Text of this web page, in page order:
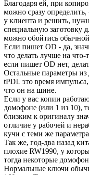
Благодаря ей, при
можно сразу
у клиента и решить,
специальную заготовку
можно обойтись
Если пишет ОD - да,
что делать лучше на
если пишет OD нет,
Остальные параметры
tPDL это время
что он на шине.
Если у вас копии
домофоне (или 1 из 10),
близким к оригиналу
отличие у рабочей и
кучи с теми же
Так же, год-два назад
плохие RW1990, у
тогда некоторые
Нормальные ключи